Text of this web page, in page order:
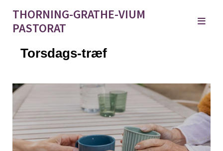
THORNING-GRATHE-VIUM
PASTORAT
Torsdags-træf